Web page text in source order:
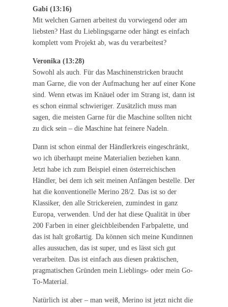
Gabi (13:16)
Mit welchen Garnen arbeitest du vorwiegend oder am
liebsten? Hast du Lieblingsgarne oder hängt es einfach
komplett vom Projekt ab, was du verarbeitest?
Veronika (13:28)
Sowohl als auch. Für das Maschinenstricken braucht
man Garne, die von der Aufmachung her auf einer Kone
sind. Wenn etwas im Knäuel oder im Strang ist, dann ist
es schon einmal schwieriger. Zusätzlich muss man
sagen, die meisten Garne für die Maschine sollten nicht
zu dick sein – die Maschine hat feinere Nadeln.
Dann ist schon einmal der Händlerkreis eingeschränkt,
wo ich überhaupt meine Materialien beziehen kann.
Jetzt habe ich zum Beispiel einen österreichischen
Händler, bei dem ich seit meinen Anfängen bestelle. Der
hat die konventionelle Merino 28/2. Das ist so der
Klassiker, den alle Strickereien, zumindest in ganz
Europa, verwenden. Und der hat diese Qualität in über
200 Farben in einer gleichbleibenden Farbpalette, und
das ist halt großartig. Da können sich meine Kundinnen
alles aussuchen, das ist super, und es lässt sich gut
verarbeiten. Das ist einfach aus diesen praktischen,
pragmatischen Gründen mein Lieblings- oder mein Go-
To-Material.
Natürlich ist aber – man weiß, Merino ist jetzt nicht die